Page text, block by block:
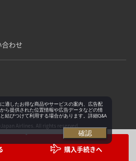
購入手続きへ
わせ
Airlines. All rights reserved.
適したお得な商品やサービスの案内、広告配
ら提供された位置情報や広告データなどの情
結びつけて利用する場合があります。詳細Q&A
確認